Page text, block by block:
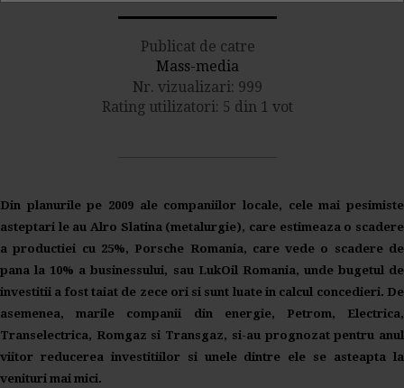
Publicat de catre
Mass-media
Nr. vizualizari: 999
Rating utilizatori: 5 din 1 vot
Din planurile pe 2009 ale companiilor locale, cele mai pesimiste
asteptari le au Alro Slatina (metalurgie), care estimeaza o scadere
a productiei cu 25%, Porsche Romania, care vede o scadere de
pana la 10% a businessului, sau LukOil Romania, unde bugetul de
investitii a fost taiat de zece ori si sunt luate in calcul concedieri. De
asemenea, marile companii din energie, Petrom, Electrica,
Transelectrica, Romgaz si Transgaz, si-au prognozat pentru anul
viitor reducerea investitiilor si unele dintre ele se asteapta la
venituri mai mici.